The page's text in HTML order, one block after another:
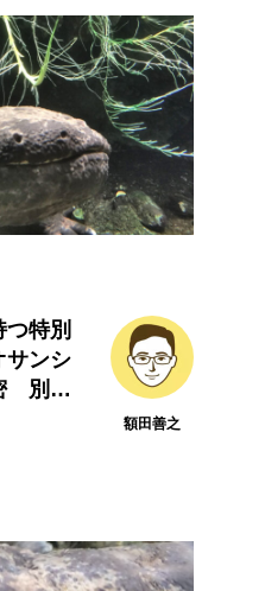
特別
サンシ
別名
額田善之